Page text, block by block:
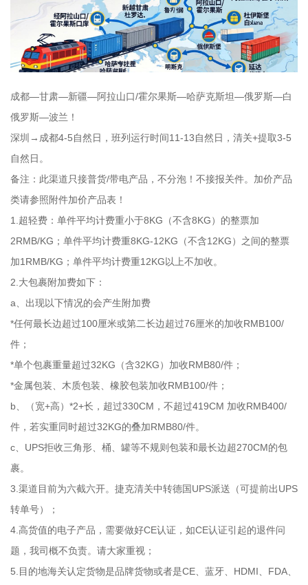
成都—甘肃—新疆—阿拉山口/霍尔果斯—哈萨克斯坦—俄罗斯—白
俄罗斯—波兰！
深圳→成都4-5自然日，班列运行时间11-13自然日，清关+提取3-5
自然日。
备注：此渠道只接普货/带电产品，不分泡！不接报关件。加价产品
类请参照附件加价产品表！
1.超轻费：单件平均计费重小于8KG（不含8KG）的整票加
2RMB/KG；单件平均计费重8KG-12KG（不含12KG）之间的整票
加1RMB/KG；单件平均计费重12KG以上不加收。
2.大包裹附加费如下：
a、出现以下情况的会产生附加费
*任何最长边超过100厘米或第二长边超过76厘米的加收RMB100/
件；
*单个包裹重量超过32KG（含32KG）加收RMB80/件；
*金属包装、木质包装、橡胶包装加收RMB100/件；
b、（宽+高）*2+长，超过330CM，不超过419CM 加收RMB400/
件，若实重同时超过32KG的叠加RMB80/件。
c、UPS拒收三角形、桶、罐等不规则包装和最长边超270CM的包
裹。
3.渠道目前为六截六开。捷克清关中转德国UPS派送（可提前出UPS
转单号）；
4.高货值的电子产品，需要做好CE认证，如CE认证引起的退件问
题，我司概不负责。请大家重视；
5.目的地海关认定货物是品牌货物或者是CE、蓝牙、HDMI、FDA、